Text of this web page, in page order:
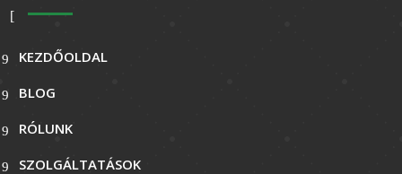
KEZDŐOLDAL
BLOG
RÓLUNK
SZOLGÁLTATÁSOK